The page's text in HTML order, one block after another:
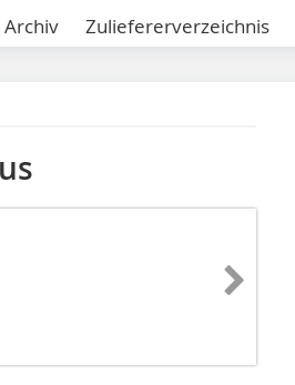
Archiv Zuliefererverzeichnis